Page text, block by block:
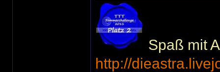
Spaß mit
http://